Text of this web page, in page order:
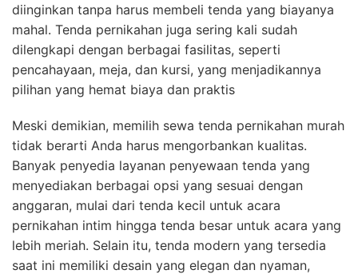
diinginkan tanpa harus membeli tenda yang biayanya
mahal. Tenda pernikahan juga sering kali sudah
dilengkapi dengan berbagai fasilitas, seperti
pencahayaan, meja, dan kursi, yang menjadikannya
pilihan yang hemat biaya dan praktis
Meski demikian, memilih sewa tenda pernikahan murah
tidak berarti Anda harus mengorbankan kualitas.
Banyak penyedia layanan penyewaan tenda yang
menyediakan berbagai opsi yang sesuai dengan
anggaran, mulai dari tenda kecil untuk acara
pernikahan intim hingga tenda besar untuk acara yang
lebih meriah. Selain itu, tenda modern yang tersedia
saat ini memiliki desain yang elegan dan nyaman,